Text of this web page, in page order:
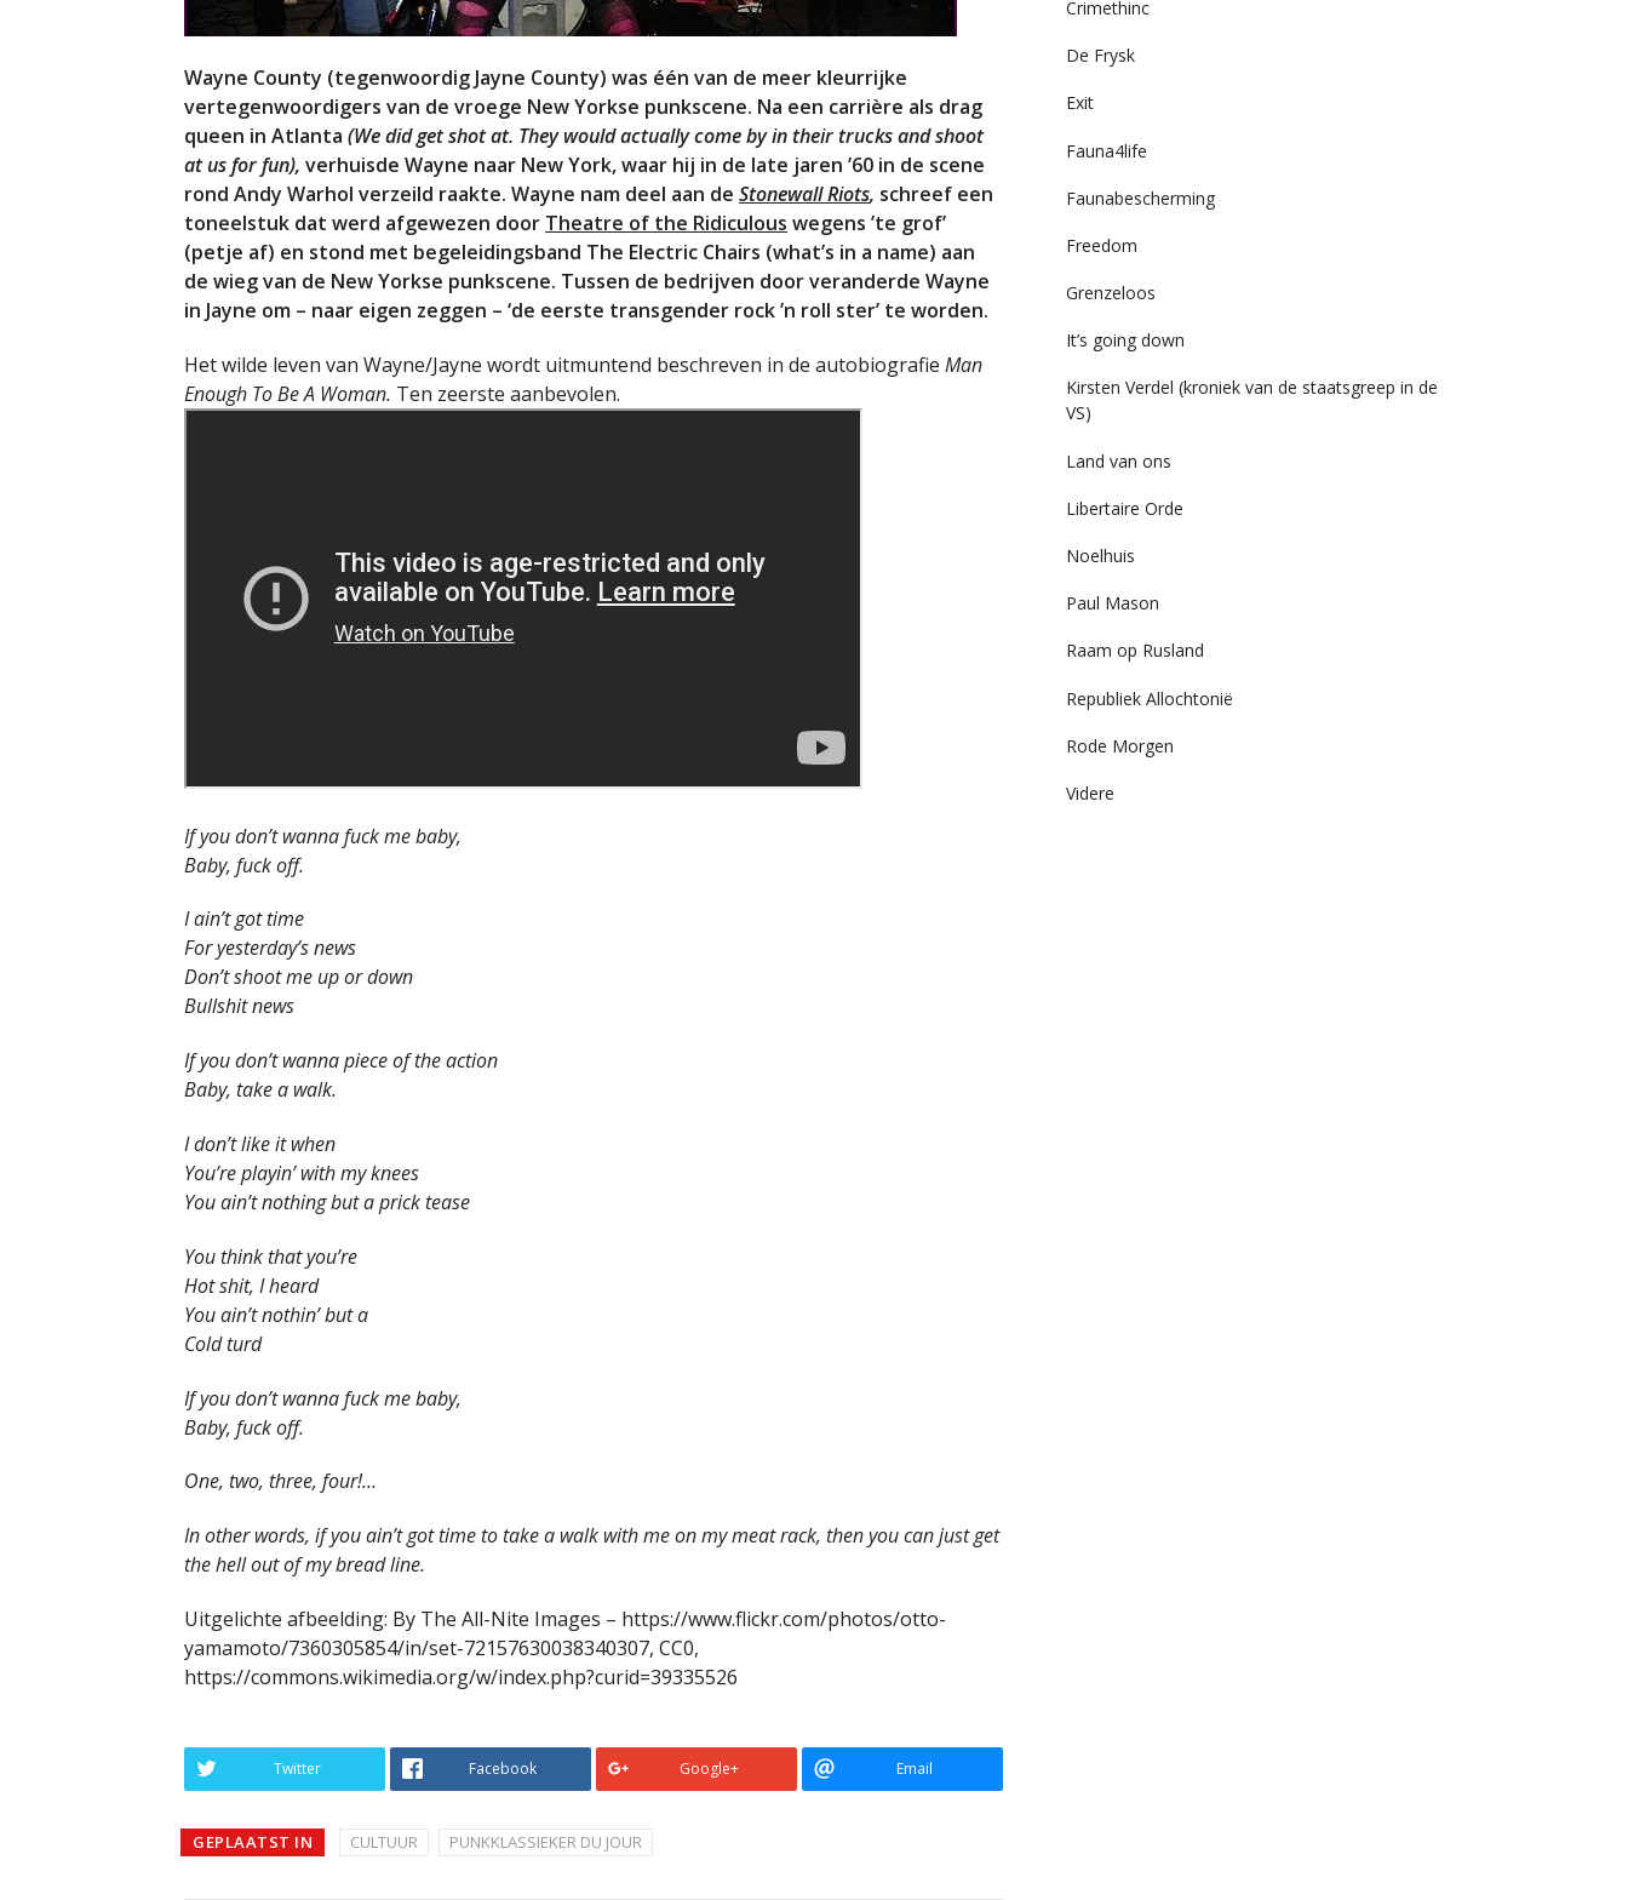
Wayne County (tegenwoordig Jayne County) was één van de meer kleurrijke
vertegenwoordigers van de vroege New Yorkse punkscene. Na een carrière als drag
queen in Atlanta (We did get shot at. They would actually come by in their trucks and shoot
at us for fun), verhuisde Wayne naar New York, waar hij in de late jaren ’60 in de scene
rond Andy Warhol verzeild raakte. Wayne nam deel aan de Stonewall Riots, schreef een
toneelstuk dat werd afgewezen door Theatre of the Ridiculous wegens ’te grof’
(petje af) en stond met begeleidingsband The Electric Chairs (what’s in a name) aan
de wieg van de New Yorkse punkscene. Tussen de bedrijven door veranderde Wayne
in Jayne om – naar eigen zeggen – ‘de eerste transgender rock ’n roll ster’ te worden.
Het wilde leven van Wayne/Jayne wordt uitmuntend beschreven in de autobiografie Man
Enough To Be A Woman. Ten zeerste aanbevolen.
If you don’t wanna fuck me baby,
Baby, fuck off.
I ain’t got time
For yesterday’s news
Don’t shoot me up or down
Bullshit news
If you don’t wanna piece of the action
Baby, take a walk.
I don’t like it when
You’re playin’ with my knees
You ain’t nothing but a prick tease
You think that you’re
Hot shit, I heard
You ain’t nothin’ but a
Cold turd
If you don’t wanna fuck me baby,
Baby, fuck off.
One, two, three, four!…
In other words, if you ain’t got time to take a walk with me on my meat rack, then you can just get
the hell out of my bread line.
Uitgelichte afbeelding: By The All-Nite Images – https://www.flickr.com/photos/otto-
yamamoto/7360305854/in/set-72157630038340307, CC0,
https://commons.wikimedia.org/w/index.php?curid=39335526
Twitter Facebook Google+ Email
GEPLAATST IN CULTUUR PUNKKLASSIEKER DU JOUR
Crimethinc
De Frysk
Exit
Fauna4life
Faunabescherming
Freedom
Grenzeloos
It’s going down
Kirsten Verdel (kroniek van de staatsgreep in de
VS)
Land van ons
Libertaire Orde
Noelhuis
Paul Mason
Raam op Rusland
Republiek Allochtonië
Rode Morgen
Videre